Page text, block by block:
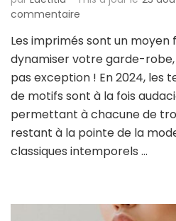
commentaire
imprimés
tendance
de
saison
:
adoptez
les
motifs
2024
Les imprimés sont un moyen
dynamiser votre garde-
pas exception ! En 2024, les
de motifs sont à la fois
permettant à chacune de
restant à la pointe de la
classiques intemporels …